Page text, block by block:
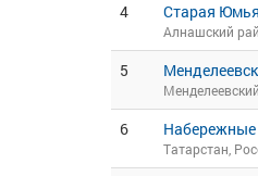
4 Старая
Алнашский
5
6
Татарстан,